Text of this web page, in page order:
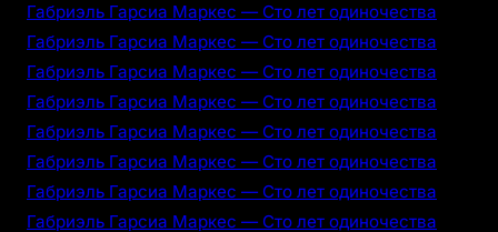
Габриэль Гарсиа Маркес — Сто лет одиночества
Габриэль Гарсиа Маркес — Сто лет одиночества
Габриэль Гарсиа Маркес — Сто лет одиночества
Габриэль Гарсиа Маркес — Сто лет одиночества
Габриэль Гарсиа Маркес — Сто лет одиночества
Габриэль Гарсиа Маркес — Сто лет одиночества
Габриэль Гарсиа Маркес — Сто лет одиночества
Габриэль Гарсиа Маркес — Сто лет одиночества